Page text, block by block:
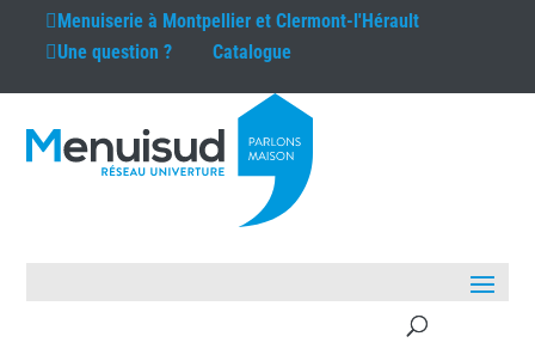
Menuiserie à Montpellier et Clermont-l'Hérault
Une question ?
Catalogue